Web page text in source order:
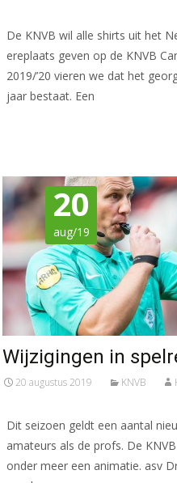
De KNVB wil alle shirts uit het
ereplaats geven op de KNVB
2019/’20 vieren we dat het
jaar bestaat. Een
20
aug/19
Wijzigingen in
20 augustus 2019 KNVB
Dit seizoen geldt een aantal
amateurs als de profs. De
onder meer een animatie. asv